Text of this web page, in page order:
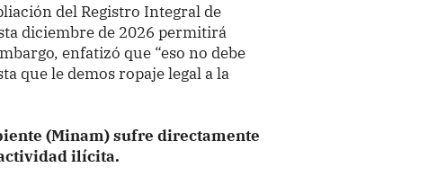
del Registro Integral de
diciembre de 2026 permitirá
enfatizó que “eso no debe
que le demos ropaje legal a la
(Minam) sufre directamente
ilícita.